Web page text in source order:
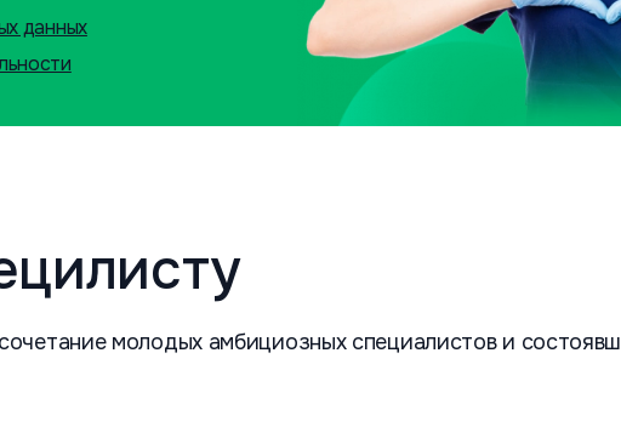
данных
молодых амбициозных специалистов и